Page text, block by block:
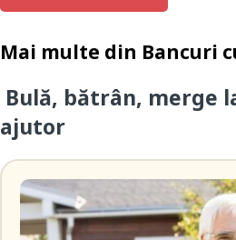
Mai multe din Bancuri
Bulă, bătrân, merge
ajutor